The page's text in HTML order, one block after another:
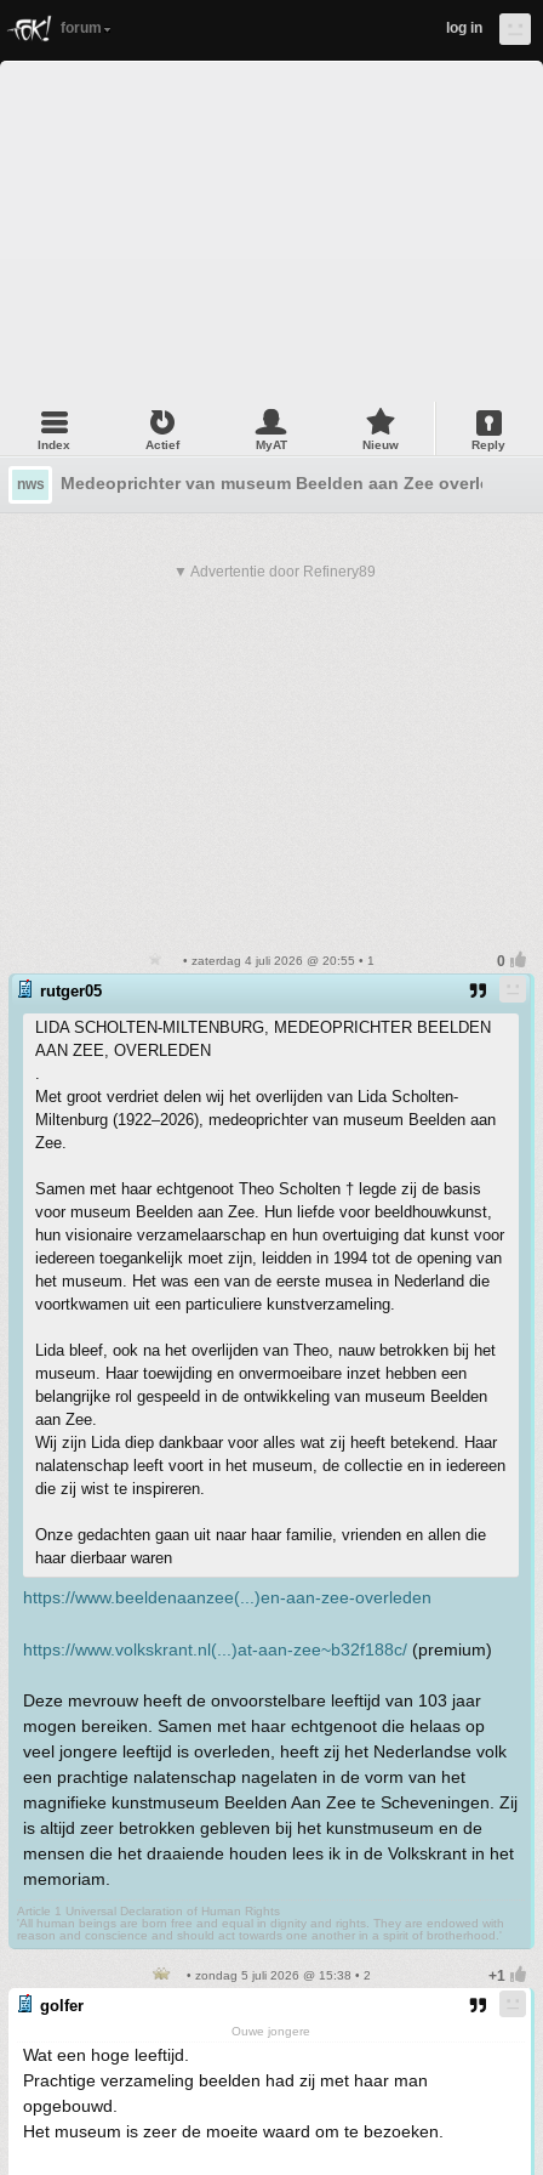
forum log in
Index Actief MyAT Nieuw Reply
nws Medeoprichter van museum Beelden aan Zee overleden
▼ Advertentie door Refinery89
• zaterdag 4 juli 2026 @ 20:55 • 1
rutger05
LIDA SCHOLTEN-MILTENBURG, MEDEOPRICHTER BEELDEN
AAN ZEE, OVERLEDEN
.
Met groot verdriet delen wij het overlijden van Lida Scholten-
Miltenburg (1922–2026), medeoprichter van museum Beelden aan
Zee.
Samen met haar echtgenoot Theo Scholten † legde zij de basis
voor museum Beelden aan Zee. Hun liefde voor beeldhouwkunst,
hun visionaire verzamelaarschap en hun overtuiging dat kunst voor
iedereen toegankelijk moet zijn, leidden in 1994 tot de opening van
het museum. Het was een van de eerste musea in Nederland die
voortkwamen uit een particuliere kunstverzameling.
Lida bleef, ook na het overlijden van Theo, nauw betrokken bij het
museum. Haar toewijding en onvermoeibare inzet hebben een
belangrijke rol gespeeld in de ontwikkeling van museum Beelden
aan Zee.
Wij zijn Lida diep dankbaar voor alles wat zij heeft betekend. Haar
nalatenschap leeft voort in het museum, de collectie en in iedereen
die zij wist te inspireren.
Onze gedachten gaan uit naar haar familie, vrienden en allen die
haar dierbaar waren
https://www.beeldenaanzee(...)en-aan-zee-overleden
https://www.volkskrant.nl(...)at-aan-zee~b32f188c/ (premium)
Deze mevrouw heeft de onvoorstelbare leeftijd van 103 jaar
mogen bereiken. Samen met haar echtgenoot die helaas op
veel jongere leeftijd is overleden, heeft zij het Nederlandse volk
een prachtige nalatenschap nagelaten in de vorm van het
magnifieke kunstmuseum Beelden Aan Zee te Scheveningen. Zij
is altijd zeer betrokken gebleven bij het kunstmuseum en de
mensen die het draaiende houden lees ik in de Volkskrant in het
memoriam.
Article 1 Universal Declaration of Human Rights
'All human beings are born free and equal in dignity and rights. They are endowed with
reason and conscience and should act towards one another in a spirit of brotherhood.'
• zondag 5 juli 2026 @ 15:38 • 2
golfer
Ouwe jongere
Wat een hoge leeftijd.
Prachtige verzameling beelden had zij met haar man
opgebouwd.
Het museum is zeer de moeite waard om te bezoeken.